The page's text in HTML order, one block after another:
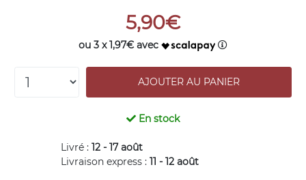
5,90€
ou 3 x 1,97€ avec
En stock
Livré : 12 - 17 août
Livraison express : 11 - 12 août